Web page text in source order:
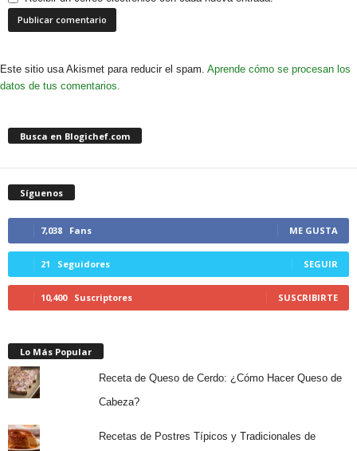
Este sitio usa Akismet para reducir el spam. Aprende cómo se procesan los
datos de tus comentarios.
Busca en Blogichef.com
Síguenos
7,038 Fans ME GUSTA
21 Seguidores SEGUIR
10,400 Suscriptores SUSCRIBIRTE
Lo Más Popular
Receta de Queso de Cerdo: ¿Cómo Hacer Queso de
Cabeza?
Recetas de Postres Típicos y Tradicionales de